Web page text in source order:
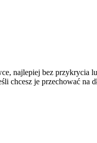
najlepiej bez przykrycia
je przechować na